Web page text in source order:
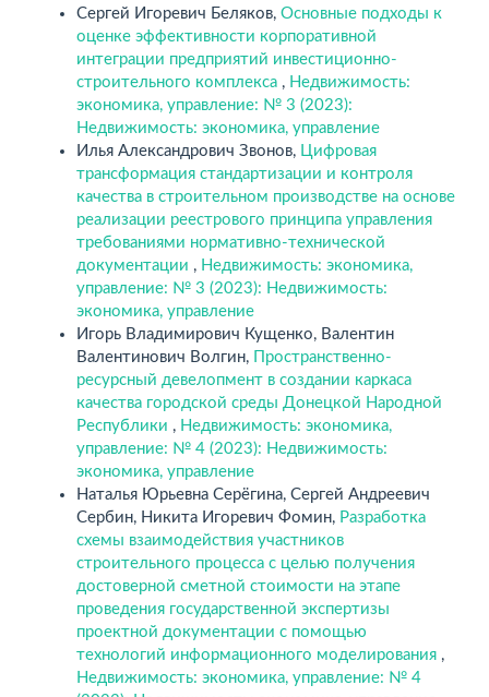
Сергей Игоревич Беляков, Основные подходы к
оценке эффективности корпоративной
интеграции предприятий инвестиционно-
строительного комплекса , Недвижимость:
экономика, управление: № 3 (2023):
Недвижимость: экономика, управление
Илья Александрович Звонов, Цифровая
трансформация стандартизации и контроля
качества в строительном производстве на основе
реализации реестрового принципа управления
требованиями нормативно-технической
документации , Недвижимость: экономика,
управление: № 3 (2023): Недвижимость:
экономика, управление
Игорь Владимирович Кущенко, Валентин
Валентинович Волгин,
Пространственно-
ресурсный девелопмент в создании каркаса
качества городской среды Донецкой Народной
Республики , Недвижимость: экономика,
управление: № 4 (2023): Недвижимость:
экономика, управление
Наталья Юрьевна Серёгина, Сергей Андреевич
Сербин, Никита Игоревич Фомин, Разработка
схемы взаимодействия участников
строительного процесса с целью получения
достоверной сметной стоимости на этапе
проведения государственной экспертизы
проектной документации с помощью
технологий информационного моделирования ,
Недвижимость: экономика, управление: № 4